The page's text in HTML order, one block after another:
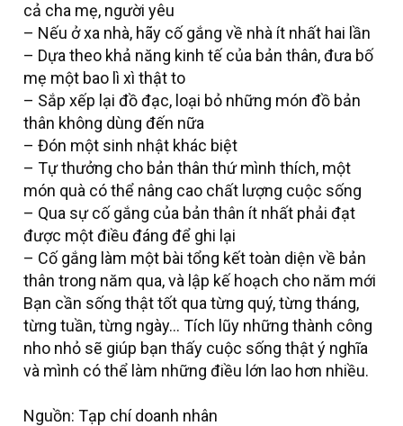
cả cha mẹ, người yêu
– Nếu ở xa nhà, hãy cố gắng về nhà ít nhất hai lần
– Dựa theo khả năng kinh tế của bản thân, đưa bố
mẹ một bao lì xì thật to
– Sắp xếp lại đồ đạc, loại bỏ những món đồ bản
thân không dùng đến nữa
– Đón một sinh nhật khác biệt
– Tự thưởng cho bản thân thứ mình thích, một
món quà có thể nâng cao chất lượng cuộc sống
– Qua sự cố gắng của bản thân ít nhất phải đạt
được một điều đáng để ghi lại
– Cố gắng làm một bài tổng kết toàn diện về bản
thân trong năm qua, và lập kế hoạch cho năm mới
Bạn cần sống thật tốt qua từng quý, từng tháng,
từng tuần, từng ngày… Tích lũy những thành công
nho nhỏ sẽ giúp bạn thấy cuộc sống thật ý nghĩa
và mình có thể làm những điều lớn lao hơn nhiều.
Nguồn: Tạp chí doanh nhân